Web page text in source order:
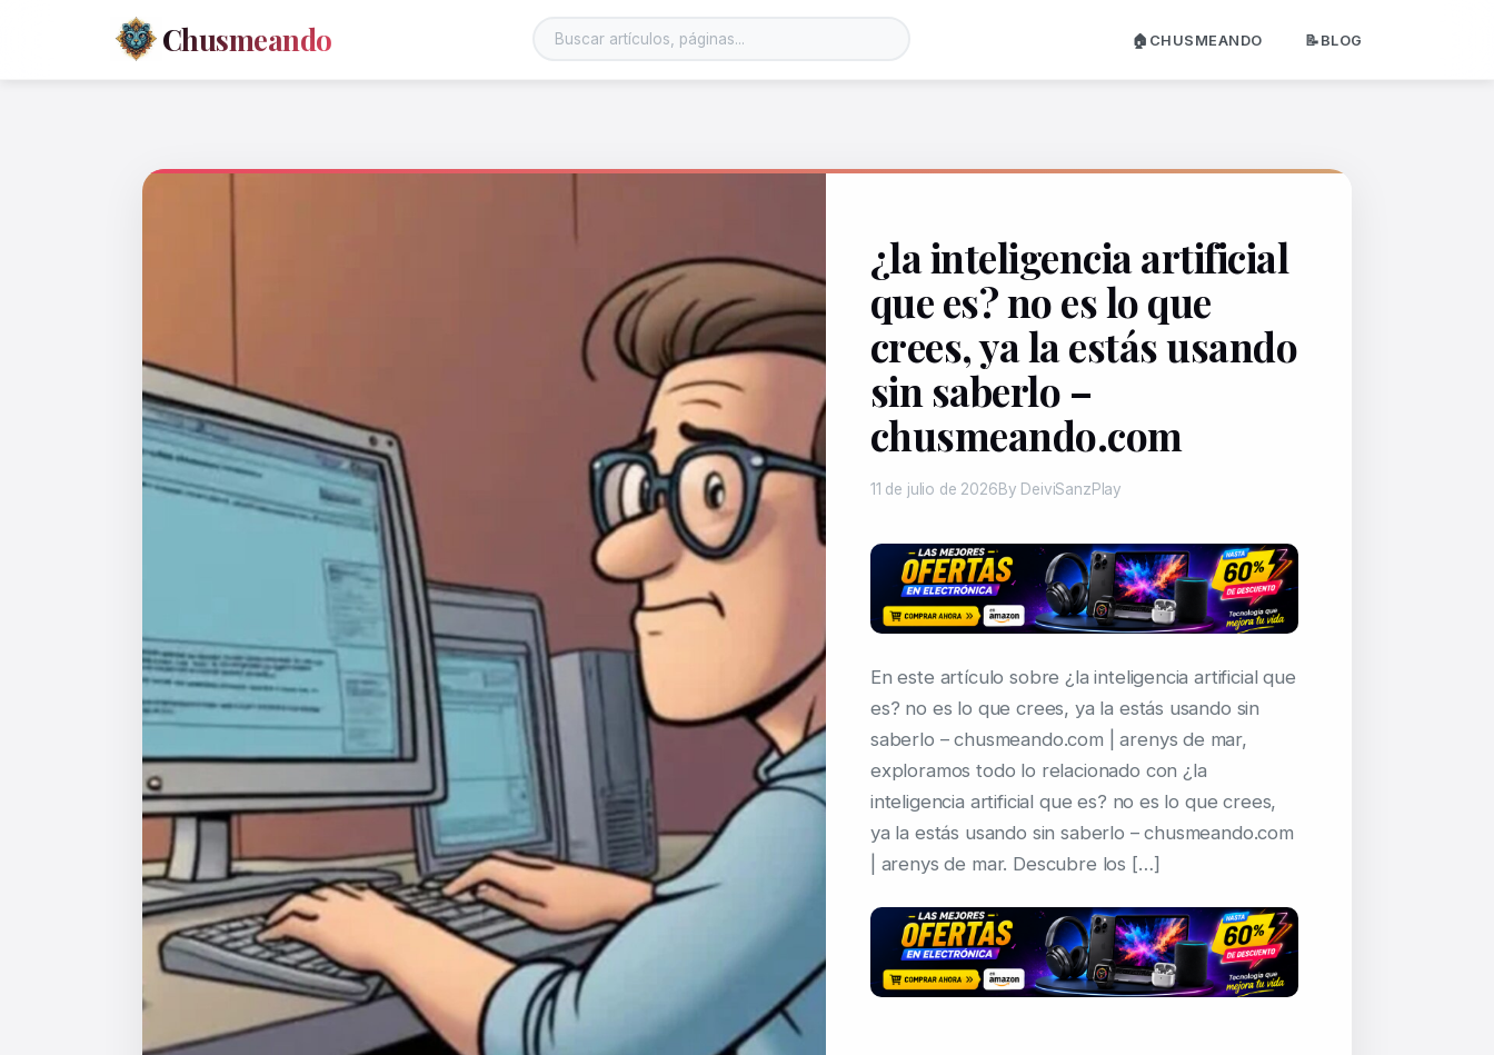
Chusmeando Buscar en el sitio 🏠CHUSMEANDO 📝BLOG
¿la inteligencia artificial
que es? no es lo que
crees, ya la estás usando
sin saberlo –
chusmeando.com
11 de julio de 2026By DeiviSanzPlay
En este artículo sobre ¿la inteligencia artificial que
es? no es lo que crees, ya la estás usando sin
saberlo – chusmeando.com | arenys de mar,
exploramos todo lo relacionado con ¿la
inteligencia artificial que es? no es lo que crees,
ya la estás usando sin saberlo – chusmeando.com
| arenys de mar. Descubre los […]